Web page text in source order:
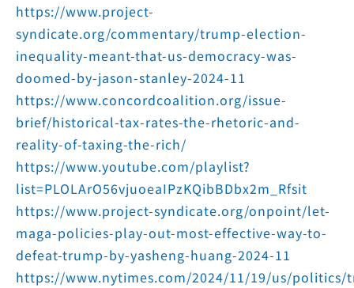
https://www.project-
syndicate.org/commentary/trump-election-
inequality-meant-that-us-democracy-was-
doomed-by-jason-stanley-2024-11
https://www.concordcoalition.org/issue-
brief/historical-tax-rates-the-rhetoric-and-
reality-of-taxing-the-rich/
https://www.youtube.com/playlist?
list=PLOLArO56vjuoeaIPzKQibBDbx2m_Rfsit
https://www.project-syndicate.org/onpoint/let-
maga-policies-play-out-most-effective-way-to-
defeat-trump-by-yasheng-huang-2024-11
https://www.nytimes.com/2024/11/19/us/politics/